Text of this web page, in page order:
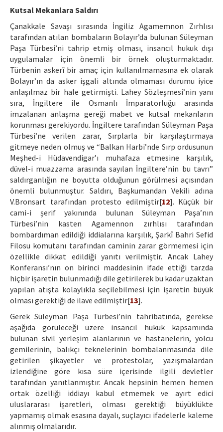
Kutsal Mekanlara Saldırı
Çanakkale Savaşı sırasında İngiliz Agamemnon Zırhlısı
tarafından atılan bombaların Bolayır’da bulunan Süleyman
Paşa Türbesi’ni tahrip etmiş olması, insancıl hukuk dışı
uygulamalar için önemli bir örnek oluşturmaktadır.
Türbenin askerî bir amaç için kullanılmamasına ek olarak
Bolayır’ın da asker işgali altında olmaması durumu iyice
anlaşılmaz bir hale getirmişti. Lahey Sözleşmesi’nin yanı
sıra, İngiltere ile Osmanlı İmparatorluğu arasında
imzalanan anlaşma gereği mabet ve kutsal mekanların
korunması gerekiyordu. İngiltere tarafından Süleyman Paşa
Türbesi’ne verilen zarar, Sırplarla bir karşılaştırmaya
gitmeye neden olmuş ve “Balkan Harbi’nde Sırp ordusunun
Meşhed-i Hüdavendigar’ı muhafaza etmesine karşılık,
düvel-i muazzama arasında sayılan İngiltere’nin bu tavrı”
saldırganlığın ne boyutta olduğunun görülmesi açısından
önemli bulunmuştur. Saldırı, Başkumandan Vekili adına
V.Bronsart tarafından protesto edilmiştir[12]. Küçük bir
cami-i şerif yakınında bulunan Süleyman Paşa’nın
Türbesi’nin kasten Agamennon zırhlısı tarafından
bombardıman edildiği iddialarına karşılık, Şarkî Bahri Sefid
Filosu komutanı tarafından caminin zarar görmemesi için
özellikle dikkat edildiği yanıtı verilmiştir. Ancak Lahey
Konferansı’nın on birinci maddesinin ifade ettiği tarzda
hiçbir işaretin bulunmadığı dile getirilerek bu kadar uzaktan
yapılan atışta kolaylıkla seçilebilmesi için işaretin büyük
olması gerektiği de ilave edilmiştir[13].
Gerek Süleyman Paşa Türbesi’nin tahribatında, gerekse
aşağıda görüleceği üzere insancıl hukuk kapsamında
bulunan sivil yerleşim alanlarının ve hastanelerin, yolcu
gemilerinin, balıkçı teknelerinin bombalanmasında dile
getirilen şikayetler ve protestolar, yazışmalardan
izlendiğine göre kısa süre içerisinde ilgili devletler
tarafından yanıtlanmıştır. Ancak hepsinin hemen hemen
ortak özelliği iddiayı kabul etmemek ve ayırt edici
uluslararası işaretleri, olması gerektiği büyüklükte
yapmamış olmak esasına dayalı, suçlayıcı ifadelerle kaleme
alınmış olmalarıdır.